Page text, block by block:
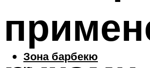
Зона барбекю